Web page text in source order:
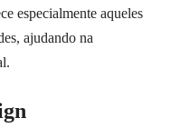
especialmente aqueles
ajudando na